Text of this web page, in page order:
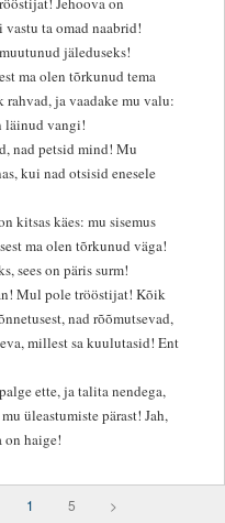
vastu ta omad naabrid!
jäleduseks!
ma olen tõrkunud tema
ja vaadake mu valu:
läinud vangi!
nad petsid mind! Mu
kui nad otsisid enesele
kitsas käes: mu sisemus
ma olen tõrkunud väga!
sees on päris surm!
Mul pole trööstijat! Kõik
nad rõõmutsevad,
millest sa kuulutasid! Ent
ette, ja talita nendega,
üleastumiste pärast! Jah,
on haige!
1 5 >